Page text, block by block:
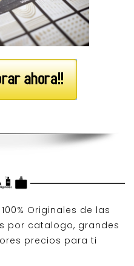
Originales de las
por catalogo, grandes
precios para ti